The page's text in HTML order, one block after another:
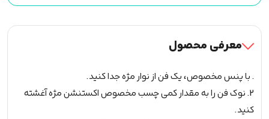
ی
آماده
اکستنشن
سایز
11
عدد
معرفی محصول
. با پنس مخصوص، یک فن از نوار مژه جدا کنید.
2. نوک فن را به مقدار کمی چسب مخصوص اکستنشن مژه آغشته
کنید.